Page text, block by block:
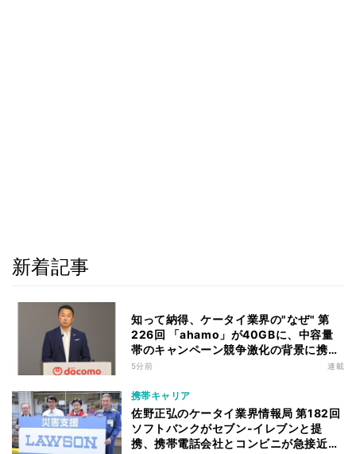
新着記事
知って納得、ケータイ業界の"なぜ" 第
226回 「ahamo」が40GBに、中容量
帯のキャンペーン競争激化の背景に携帯
各社の“迷い”あり
5分前 連載
携帯キャリア
佐野正弘のケータイ業界情報局 第182回
ソフトバンクがセブン-イレブンと提
携、携帯電話会社とコンビニが急接近す